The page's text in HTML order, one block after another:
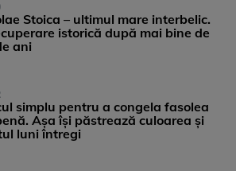
Stoica – ultimul mare interbelic.
istorică după mai bine de
ani
simplu pentru a congela fasolea
Așa își păstrează culoarea și
luni întregi